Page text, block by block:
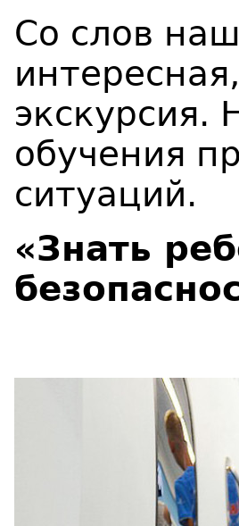
Со слов
обучения
ситуаций.
«Знать